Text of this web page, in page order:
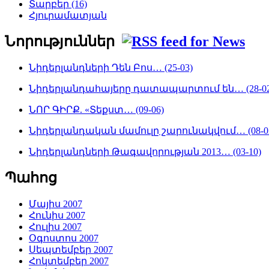
Տարբեր (16)
Հյուրամատյան
Նորություններ
Նիդերլանդների Դեն Բոս… (25-03)
Նիդերլանդահայերը դատապարտում են… (28-
ՆՈՐ ԳԻՐՔ. «Տեքստ… (09-06)
Նիդերլանդական մամուլը շարունակվում… (08-
Նիդերլանդների Թագավորության 2013… (03-10)
Պահոց
Մայիս 2007
Հունիս 2007
Հուլիս 2007
Օգոստոս 2007
Սեպտեմբեր 2007
Հոկտեմբեր 2007